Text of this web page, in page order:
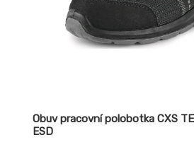
Obuv pracovní polobotka CXS
ESD